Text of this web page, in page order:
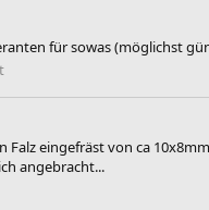
für sowas (möglichst
eingefräst von ca
angebracht...